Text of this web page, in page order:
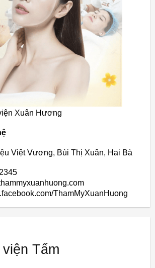
Xuân Hương
Việt Vương, Bùi Thị Xuân, Hai Bà
ThamMyXuanHuong
Tấm